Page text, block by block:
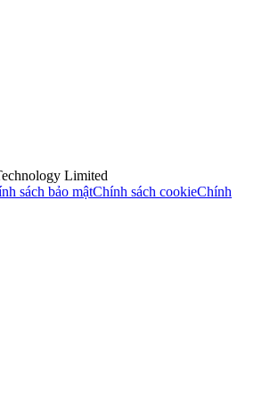
Limited
sách bảo mậtChính sách cookieChính